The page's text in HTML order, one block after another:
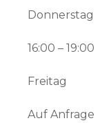
Donnerstag
16:00 – 19:00
Freitag
Auf Anfrage